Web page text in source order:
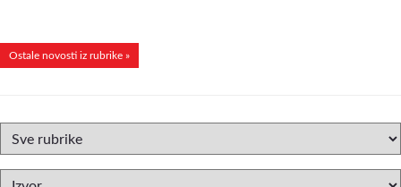
Ostale novosti iz rubrike »